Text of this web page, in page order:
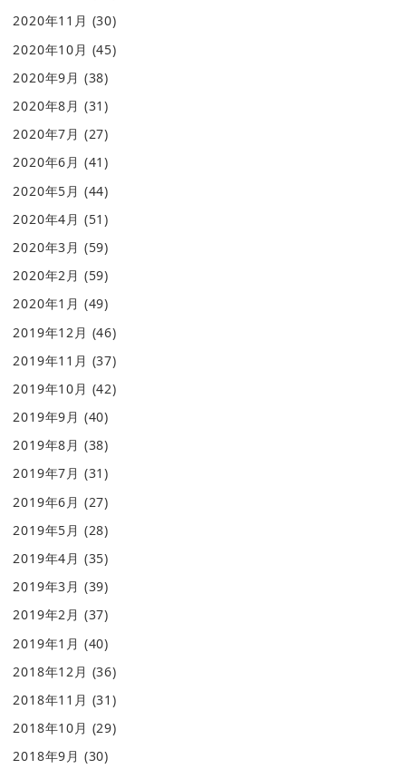
2020年11月 (30)
2020年10月 (45)
2020年9月 (38)
2020年8月 (31)
2020年7月 (27)
2020年6月 (41)
2020年5月 (44)
2020年4月 (51)
2020年3月 (59)
2020年2月 (59)
2020年1月 (49)
2019年12月 (46)
2019年11月 (37)
2019年10月 (42)
2019年9月 (40)
2019年8月 (38)
2019年7月 (31)
2019年6月 (27)
2019年5月 (28)
2019年4月 (35)
2019年3月 (39)
2019年2月 (37)
2019年1月 (40)
2018年12月 (36)
2018年11月 (31)
2018年10月 (29)
2018年9月 (30)